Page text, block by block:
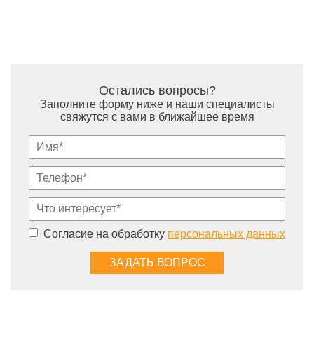
Остались вопросы?
Заполните форму ниже и наши специалисты
свяжутся с вами в ближайшее время
Согласие на обработку персональных данных